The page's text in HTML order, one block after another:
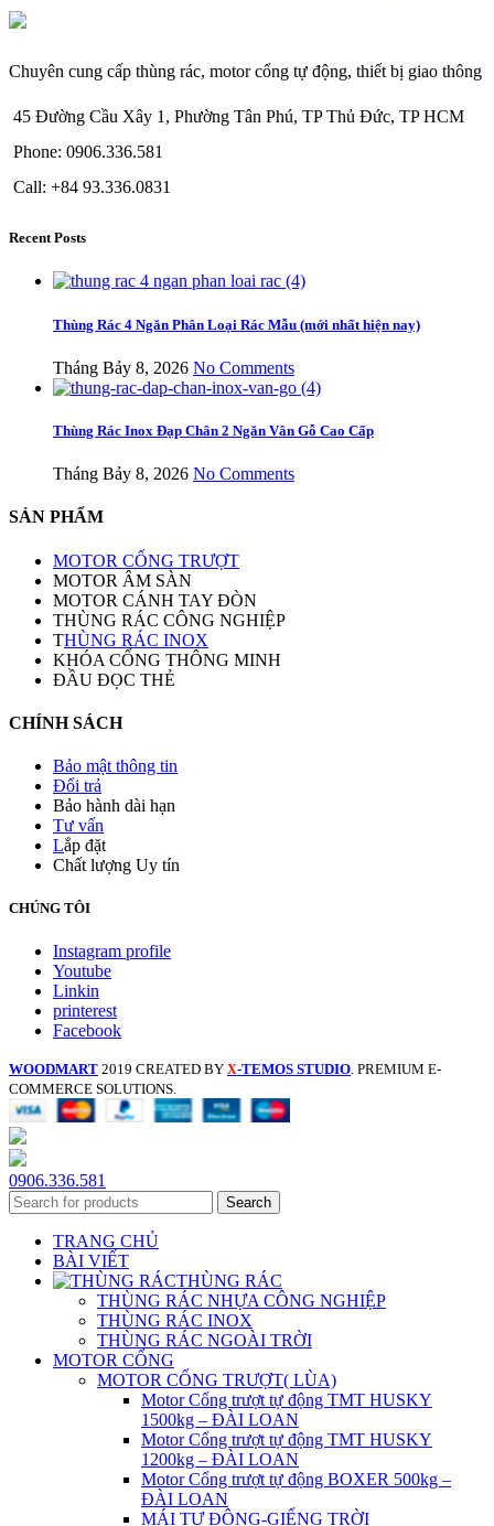
Chuyên cung cấp thùng rác, motor cổng tự động, thiết bị giao thông
45 Đường Cầu Xây 1, Phường Tân Phú, TP Thủ Đức, TP HCM
Phone: 0906.336.581
Call: +84 93.336.0831
Recent Posts
Thùng Rác 4 Ngăn Phân Loại Rác Mẫu (mới nhất hiện nay)
Tháng Bảy 8, 2026 No Comments
Thùng Rác Inox Đạp Chân 2 Ngăn Vân Gỗ Cao Cấp
Tháng Bảy 8, 2026 No Comments
SẢN PHẨM
MOTOR CỔNG TRƯỢT
MOTOR ÂM SÀN
MOTOR CÁNH TAY ĐÒN
THÙNG RÁC CÔNG NGHIỆP
THÙNG RÁC INOX
KHÓA CỔNG THÔNG MINH
ĐẦU ĐỌC THẺ
CHÍNH SÁCH
Bảo mật thông tin
Đổi trả
Bảo hành dài hạn
Tư vấn
Lắp đặt
Chất lượng Uy tín
CHÚNG TÔI
Instagram profile
Youtube
Linkin
printerest
Facebook
WOODMART 2019 CREATED BY X-TEMOS STUDIO. PREMIUM E-
COMMERCE SOLUTIONS.
0906.336.581
Search
TRANG CHỦ
BÀI VIẾT
THÙNG RÁC
THÙNG RÁC NHỰA CÔNG NGHIỆP
THÙNG RÁC INOX
THÙNG RÁC NGOÀI TRỜI
MOTOR CỔNG
MOTOR CỔNG TRƯỢT( LÙA)
Motor Cổng trượt tự động TMT HUSKY
1500kg – ĐÀI LOAN
Motor Cổng trượt tự động TMT HUSKY
1200kg – ĐÀI LOAN
Motor Cổng trượt tự động BOXER 500kg –
ĐÀI LOAN
MÁI TỰ ĐỘNG-GIẾNG TRỜI